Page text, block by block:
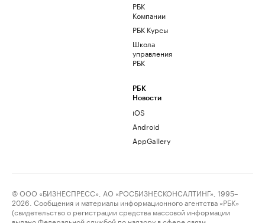
РБК
Компании
РБК Курсы
Школа
управления
РБК
РБК
Новости
iOS
Android
AppGallery
© ООО «БИЗНЕСПРЕСС», АО «РОСБИЗНЕСКОНСАЛТИНГ», 1995–
2026. Сообщения и материалы информационного агентства «РБК»
(свидетельство о регистрации средства массовой информации